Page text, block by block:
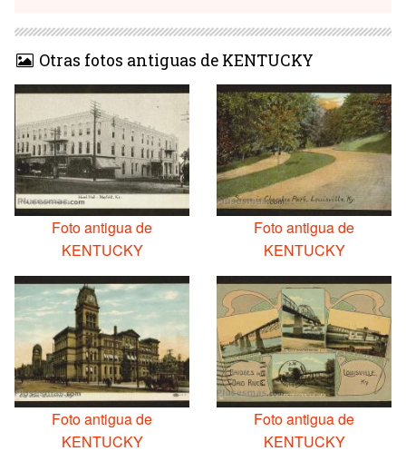
Otras fotos antiguas de KENTUCKY
Foto antigua de
KENTUCKY
Foto antigua de
KENTUCKY
Foto antigua de
KENTUCKY
Foto antigua de
KENTUCKY